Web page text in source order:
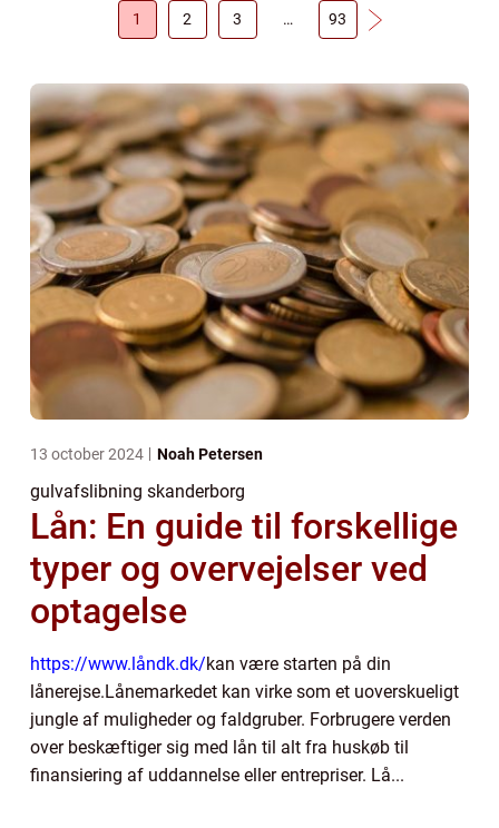
1 2 3 … 93
13 october 2024 Noah Petersen
gulvafslibning skanderborg
Lån: En guide til forskellige
typer og overvejelser ved
optagelse
https://www.låndk.dk/kan være starten på din
lånerejse.Lånemarkedet kan virke som et uoverskueligt
jungle af muligheder og faldgruber. Forbrugere verden
over beskæftiger sig med lån til alt fra huskøb til
finansiering af uddannelse eller entrepriser. Lå...